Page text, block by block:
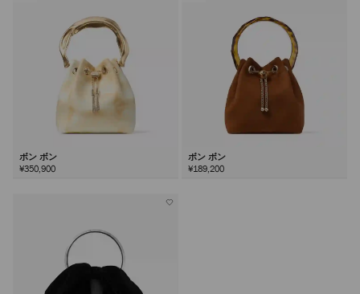
ボン ボン
¥350,900
ボン ボン
¥189,200